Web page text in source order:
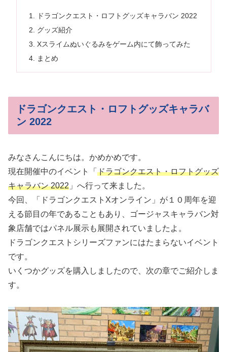
ドラゴンクエスト・ロフトグッズキャラバン 2022
グッズ紹介
Xスライムぬいぐるみをゲーム内にて飾ってみた
まとめ
ドラゴンクエスト・ロフトグッズキャラバ
ン 2022
みなさんこんにちは。かめかめです。
現在開催中のイベント「 ドラゴンクエスト・ロフトグッズ
キャラバン 2022 」へ行って来ました。
今回、「ドラゴンクエストXオンライン」が１０周年を迎
える節目の年であることもあり、ゴージャスキャラバン対
象店舗ではパネル展示も展開されていましたよ。
ドラゴンクエストシリーズファンにはたまらないイベント
です。
いくつかグッズを購入しましたので、次の章でご紹介しま
す。